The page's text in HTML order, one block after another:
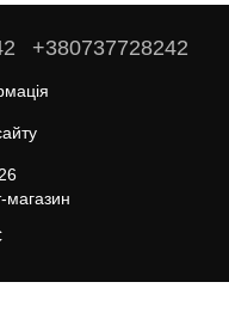
+380737728242
магазин